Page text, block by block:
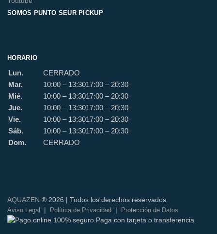
SOMOS PUNTO SEUR PICKUP
HORARIO
Lun.
CERRADO
Mar.
10:00 – 13:3017:00 – 20:30
Mié.
10:00 – 13:3017:00 – 20:30
Jue.
10:00 – 13:3017:00 – 20:30
Vie.
10:00 – 13:3017:00 – 20:30
Sáb.
10:00 – 13:3017:00 – 20:30
Dom.
CERRADO
AQUAZEN ® 2026 | Todos los derechos reservados.
Aviso Legal | Política de Privacidad | Protección de Datos